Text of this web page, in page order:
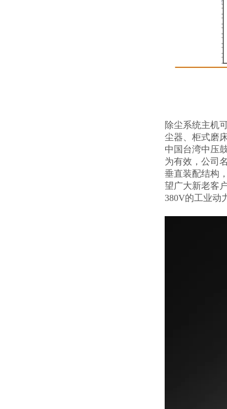
除尘系统主机
尘器、柜式磨
中国台湾中压
为有效，公司
垂直装配结构
望广大新老客
380V的工业动